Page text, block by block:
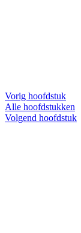
Vorig hoofdstuk
Alle hoofdstukken
Volgend hoofdstuk